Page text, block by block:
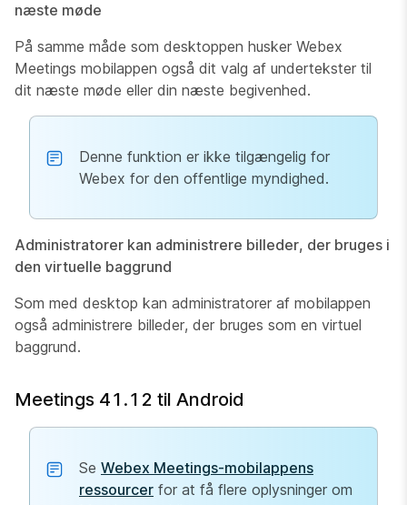
næste møde
På samme måde som desktoppen husker Webex
Meetings mobilappen også dit valg af undertekster til
dit næste møde eller din næste begivenhed.
Denne funktion er ikke tilgængelig for
Webex for den offentlige myndighed.
Administratorer kan administrere billeder, der bruges i
den virtuelle baggrund
Som med desktop kan administratorer af mobilappen
også administrere billeder, der bruges som en virtuel
baggrund.
Meetings 41.12 til Android
Se Webex Meetings-mobilappens
ressourcer for at få flere oplysninger om